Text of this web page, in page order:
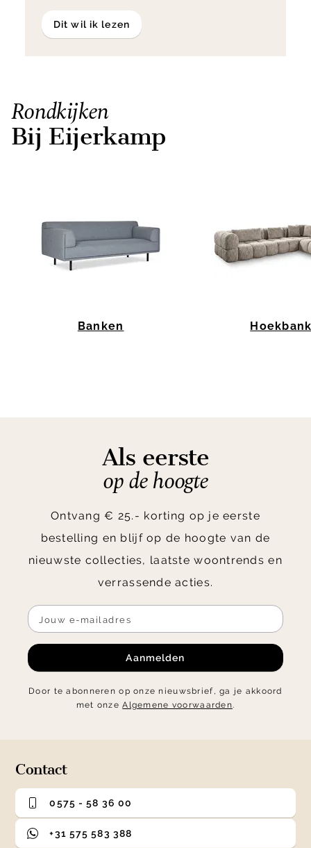
Dit wil ik lezen
Rondkijken
Bij Eijerkamp
Banken
Als eerste
op de hoogte
Ontvang € 25.- korting op je eerste
bestelling en blijf op de hoogte van de
nieuwste collecties, laatste woontrends en
verrassende acties.
Aanmelden
Door te abonneren op onze nieuwsbrief, ga je akkoord
met onzeAlgemene voorwaarden.
Contact
0575 - 58 36 00
+31 575 583 388